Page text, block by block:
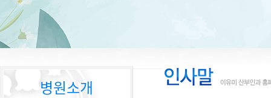
병원소개